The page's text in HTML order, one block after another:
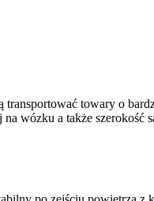
towary o
wózku a także szerokość